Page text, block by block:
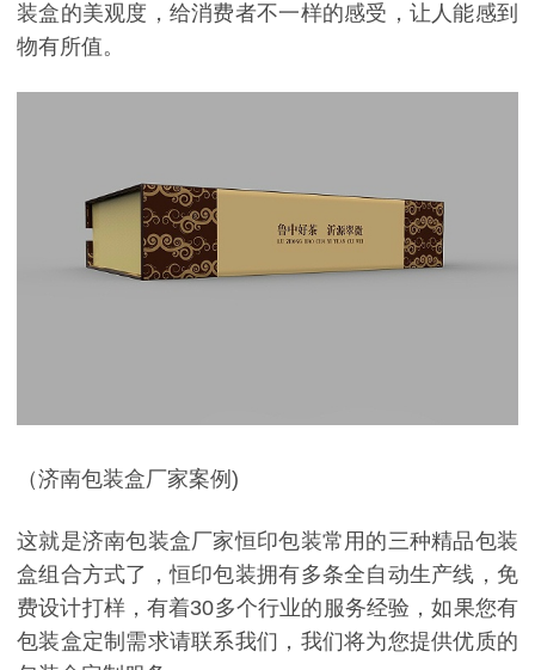
装盒的美观度，给消费者不一样的感受，让人能感到
物有所值。
（济南包装盒厂家案例)
这就是济南包装盒厂家恒印包装常用的三种精品包装
盒组合方式了，恒印包装拥有多条全自动生产线，免
费设计打样，有着30多个行业的服务经验，如果您有
包装盒定制需求请联系我们，我们将为您提供优质的